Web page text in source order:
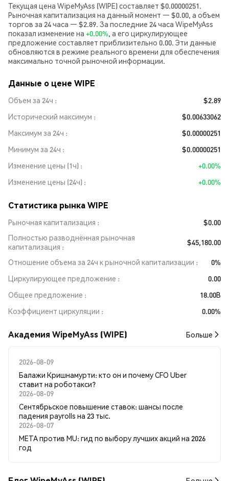
Текущая цена WipeMyAss (WIPE) составляет $0.00000251.
Рыночная капитализация на данный момент — $0.00, а объем
торгов за 24 часа — $2.89. За последние 24 часа WipeMyAss
показал изменение на +0.00%, а его циркулирующее
предложение составляет приблизительно 0.00. Эти данные
обновляются в режиме реального времени для обеспечения
максимально точной рыночной информации.
Данные о цене WIPE
Объем за 24ч
$2.89
Исторический максимум
$0.00633062
Максимум за 24ч
$0.00000251
Минимум за 24ч
$0.00000251
Изменение цены (1ч)
+0.00%
Изменение цены (24ч)
+0.00%
Статистика рынка WIPE
Рыночная капитализация
$0.00
Полностью разводнённая рыночная
капитализация
$45,180.00
Отношение объема за 24ч к рыночной капитализации
0%
Циркулирующее предложение
0.00
Общее предложение
18.00B
Коэффициент циркуляции
0.00%
Академия WipeMyAss (WIPE) Больше
2026-08-09
Балажи Кришнамурти: кто он и почему CFO Uber
ставит на роботакси?
2026-08-09
Сентябрьское повышение ставок: шансы после
падения payrolls на 23 тыс.
2026-08-07
META против MU: гид по выбору лучших акций на 2026
год